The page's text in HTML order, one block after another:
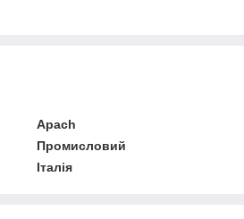
Apach
Промисловий
Італія